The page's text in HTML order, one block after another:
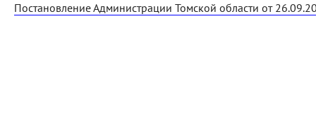
Постановление Администрации Томской области от